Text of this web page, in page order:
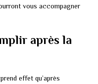
vous accompagner
après la
effet qu’après